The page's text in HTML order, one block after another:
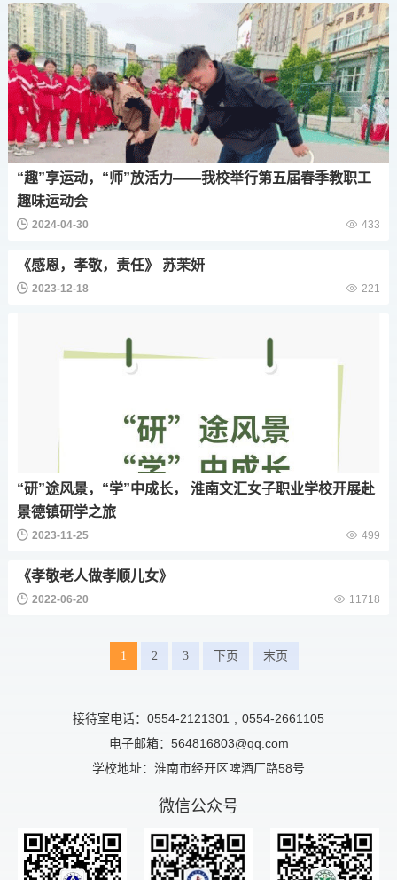
“趣”享运动，“师”放活力——我校举行第五届春季教职工
趣味运动会
2024-04-30 433
《感恩，孝敬，责任》 苏茉妍
2023-12-18 221
“研”途风景，“学”中成长， 淮南文汇女子职业学校开展赴
景德镇研学之旅
2023-11-25 499
《孝敬老人做孝顺儿女》
2022-06-20 11718
1 2 3 下页 末页
接待室电话：0554-2121301
0554-2661105
电子邮箱：564816803@qq.com
学校地址：淮南市经开区啤酒厂路58号
微信公众号